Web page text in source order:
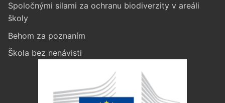
Spoločnými silami za ochranu biodiverzity v areáli
školy
Behom za poznaním
Škola bez nenávisti